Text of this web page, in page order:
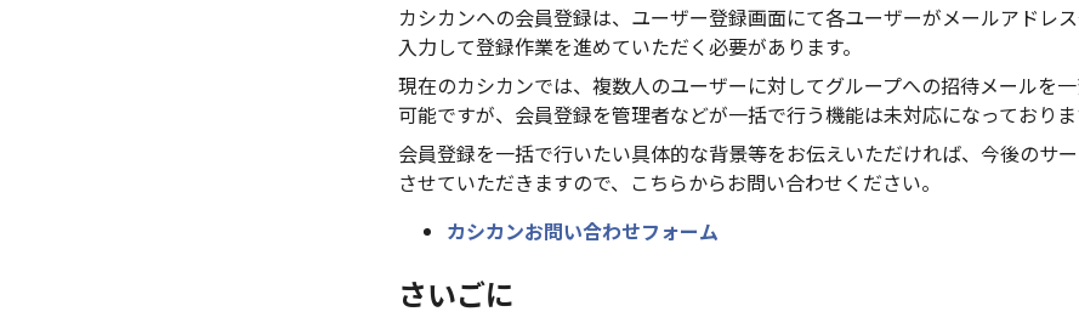
カシカンへの会員登録は、ユーザー登録画面にて各ユーザーがメールアドレ
入力して登録作業を進めていただく必要があります。
現在のカシカンでは、複数人のユーザーに対してグループへの招待メールを
可能ですが、会員登録を管理者などが一括で行う機能は未対応になっておりま
会員登録を一括で行いたい具体的な背景等をお伝えいただければ、今後のサ
させていただきますので、こちらからお問い合わせください。
カシカンお問い合わせフォーム
さいごに